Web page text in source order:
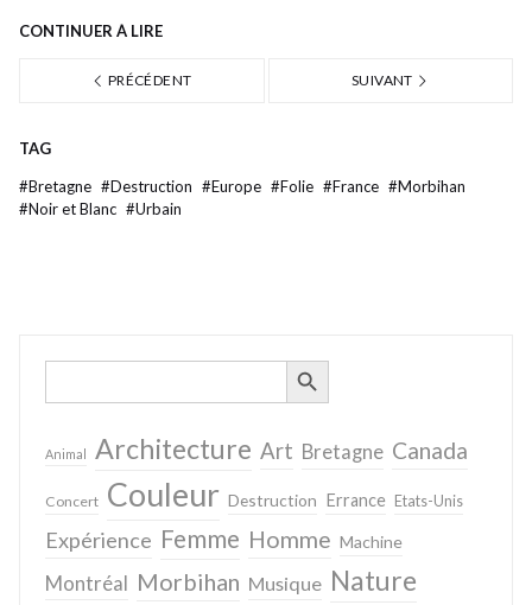
CONTINUER À LIRE
PRÉCÉDENT SUIVANT
TAG
#Bretagne #Destruction #Europe #Folie #France #Morbihan
#Noir et Blanc #Urbain
Search
SEARCH BUTTON
Animal Architecture Art Bretagne Canada
Concert Couleur Destruction Errance Etats-Unis
Expérience Femme Homme Machine
Montréal Morbihan Musique Nature